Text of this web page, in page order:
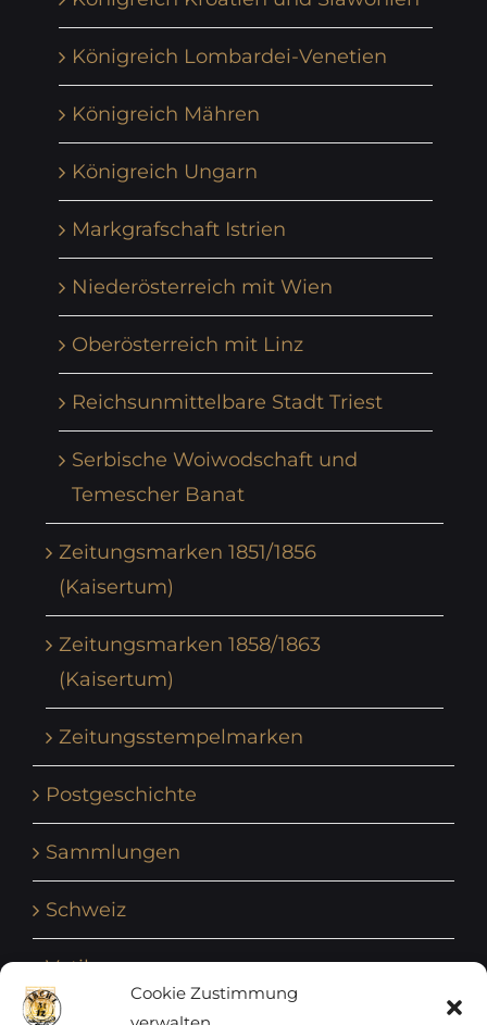
Cookie Zustimmung
Königreich Lombardei-Venetien
Königreich Mähren
Königreich Ungarn
Markgrafschaft Istrien
Niederösterreich mit Wien
Oberösterreich mit Linz
Reichsunmittelbare Stadt Triest
Serbische Woiwodschaft und
Temescher Banat
Zeitungsmarken 1851/1856
(Kaisertum)
Zeitungsmarken 1858/1863
(Kaisertum)
Zeitungsstempelmarken
Postgeschichte
Sammlungen
Schweiz
Vatikan